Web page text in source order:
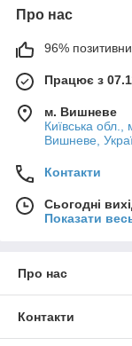
Про нас
96%
Працює з
м. Вишневе
Київська обл.,
Вишневе,
Контакти
Сьогодні
Показати
Про нас
Контакти